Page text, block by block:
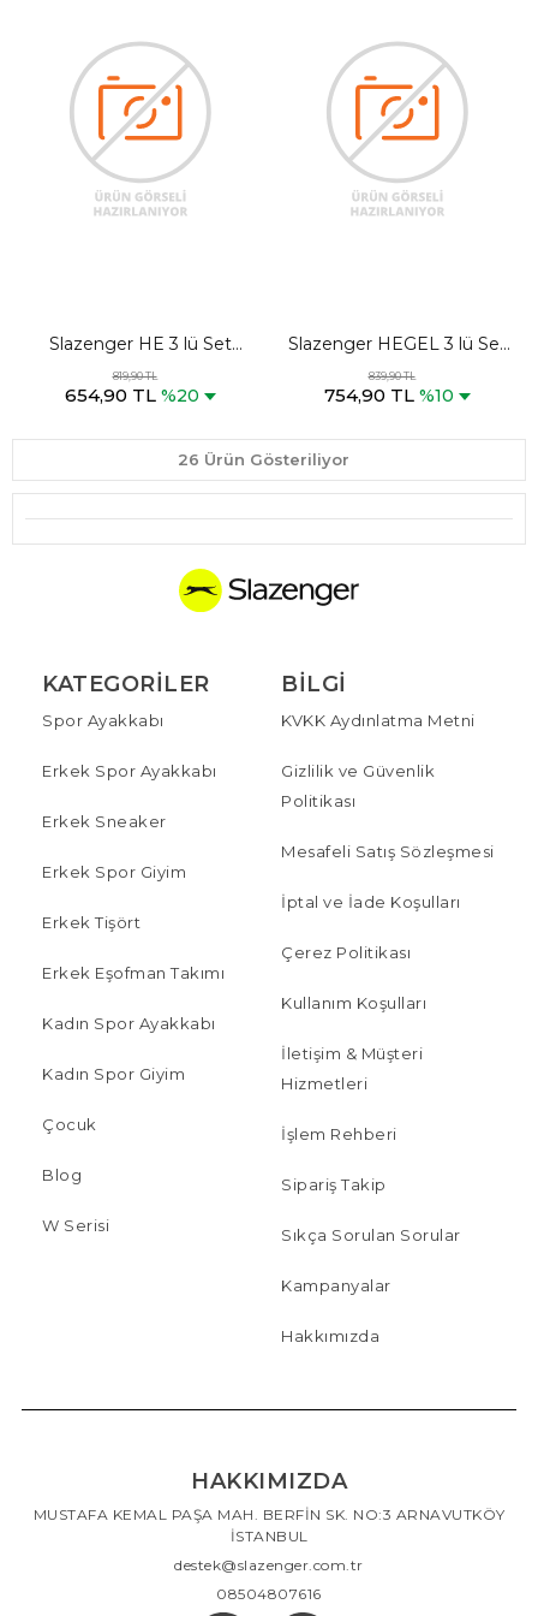
Slazenger HE 3 lü Set
Erkek Antrasit Boxer
819,90 TL
654,90 TL %20
Slazenger HEGEL 3 lü Set
Erkek Karışık Boxer
839,90 TL
754,90 TL %10
26 Ürün Gösteriliyor
KATEGORILER
Spor Ayakkabı
Erkek Spor Ayakkabı
Erkek Sneaker
Erkek Spor Giyim
Erkek Tişört
Erkek Eşofman Takımı
Kadın Spor Ayakkabı
Kadın Spor Giyim
Çocuk
Blog
W Serisi
BILGI
KVKK Aydınlatma Metni
Gizlilik ve Güvenlik
Politikası
Mesafeli Satış Sözleşmesi
İptal ve İade Koşulları
Çerez Politikası
Kullanım Koşulları
İletişim & Müşteri
Hizmetleri
İşlem Rehberi
Sipariş Takip
Sıkça Sorulan Sorular
Kampanyalar
Hakkımızda
HAKKIMIZDA
MUSTAFA KEMAL PAŞA MAH. BERFİN SK. NO:3 ARNAVUTKÖY
İSTANBUL
destek@slazenger.com.tr
08504807616